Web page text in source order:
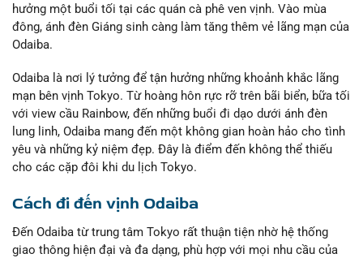
hưởng một buổi tối tại các quán cà phê ven vịnh. Vào mùa
đông, ánh đèn Giáng sinh càng làm tăng thêm vẻ lãng mạn của
Odaiba.
Odaiba là nơi lý tưởng để tận hưởng những khoảnh khắc lãng
mạn bên vịnh Tokyo. Từ hoàng hôn rực rỡ trên bãi biển, bữa tối
với view cầu Rainbow, đến những buổi đi dạo dưới ánh đèn
lung linh, Odaiba mang đến một không gian hoàn hảo cho tình
yêu và những kỷ niệm đẹp. Đây là điểm đến không thể thiếu
cho các cặp đôi khi du lịch Tokyo.
Cách đi đến vịnh Odaiba
Đến Odaiba từ trung tâm Tokyo rất thuận tiện nhờ hệ thống
giao thông hiện đại và đa dạng, phù hợp với mọi nhu cầu của